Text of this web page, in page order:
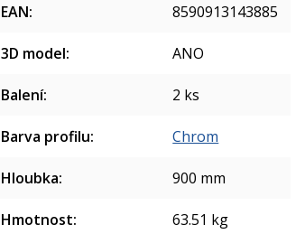
EAN: 8590913143885
3D model: ANO
Balení: 2 ks
Barva profilu: Chrom
Hloubka: 900 mm
Hmotnost: 63.51 kg